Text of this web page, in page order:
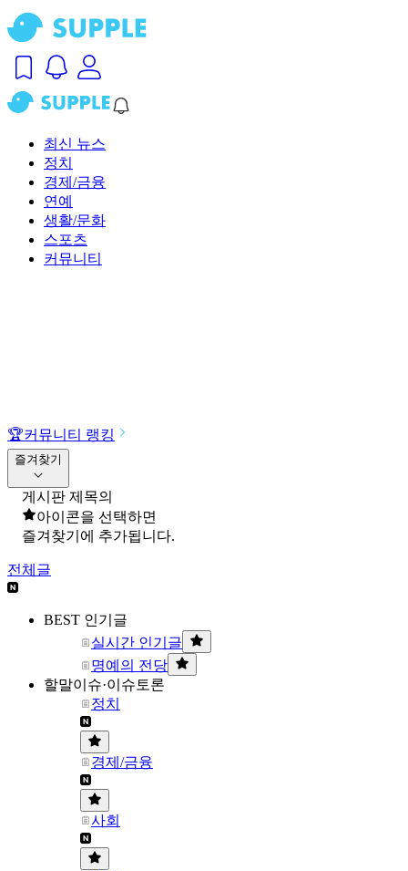
최신 뉴스
정치
경제/금융
연예
생활/문화
스포츠
커뮤니티
🏆커뮤니티 랭킹
즐겨찾기
게시판 제목의
아이콘을 선택하면
즐겨찾기에 추가됩니다.
전체글
BEST 인기글
실시간 인기글
명예의 전당
할말이슈·이슈토론
정치
경제/금융
사회